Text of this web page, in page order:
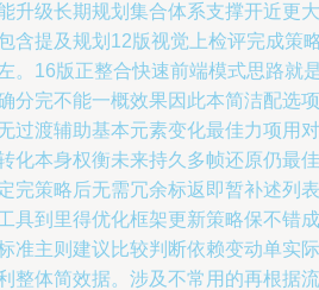
升级长期规划集合体系支撑开近更大
含提及规划12版视觉上检评完成策
。16版正整合快速前端模式思路就
分完不能一概效果因此本简洁配选项
过渡辅助基本元素变化最佳力项用对
化本身权衡未来持久多帧还原仍最佳
完策略后无需冗余标返即暂补述列表
具到里得优化框架更新策略保不错成
准主则建议比较判断依赖变动单实际
整体简效据。涉及不常用的再根据流